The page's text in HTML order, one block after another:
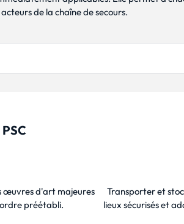
de la chaîne de secours.
œuvres d'art majeures
préétabli.
Transporter et
lieux sécurisés et